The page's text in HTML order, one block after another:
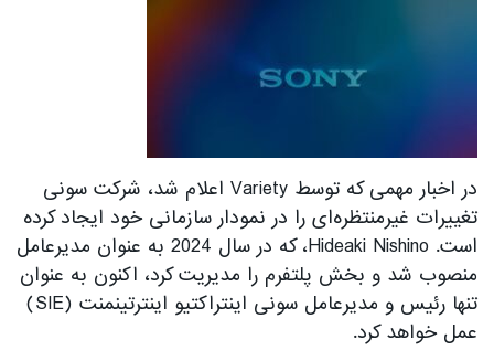
در اخبار مهمی که توسط Variety اعلام شد، شرکت سونی
تغییرات غیرمنتظره‌ای را در نمودار سازمانی خود ایجاد کرده
است. Hideaki Nishino، که در سال 2024 به عنوان مدیرعامل
منصوب شد و بخش پلتفرم را مدیریت کرد، اکنون به عنوان
تنها رئیس و مدیرعامل سونی اینتراکتیو اینترتینمنت (SIE)
عمل خواهد کرد.